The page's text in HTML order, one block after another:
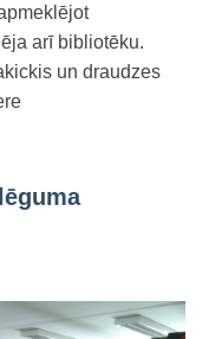
žūrija
(norises)
arī bibliotēku.
un draudzes